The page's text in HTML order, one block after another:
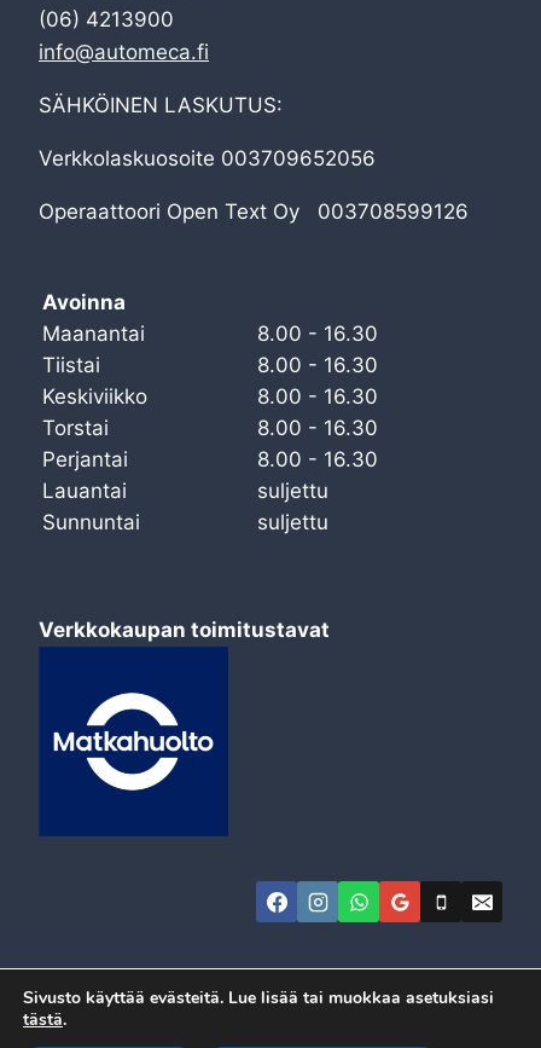
(06) 4213900
info@automeca.fi
SÄHKÖINEN LASKUTUS:
Verkkolaskuosoite 003709652056
Operaattoori Open Text Oy 003708599126
Avoinna
Maanantai
8.00 - 16.30
Tiistai
8.00 - 16.30
Keskiviikko
8.00 - 16.30
Torstai
8.00 - 16.30
Perjantai
8.00 - 16.30
Lauantai
suljettu
Sunnuntai
suljettu
Verkkokaupan toimitustavat
Sivusto käyttää evästeitä. Lue lisää tai muokkaa asetuksiasi
tästä.